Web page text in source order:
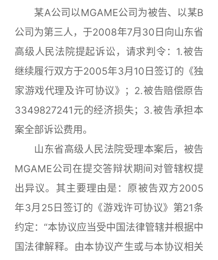
某A公司以MGAME公司为被告、以某B
公司为第三人，于2008年7月30日向山东省
高级人民法院提起诉讼，请求判令：1.被告
继续履行双方于2005年3月10日签订的《独
家游戏代理及许可协议》；2.被告赔偿原告
3349827241元的经济损失；3.被告承担本
案全部诉讼费用。
山东省高级人民法院受理本案后，被告
MGAME公司在提交答辩状期间对管辖权提
出异议。其主要理由是：原被告双方2005
年3月25日签订的《游戏许可协议》第21条
约定：“本协议应当受中国法律管辖并根据中
国法律解释。由本协议产生或与本协议相关